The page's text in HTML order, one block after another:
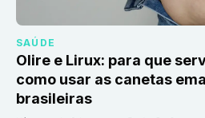
SAÚDE
Olire e Lirux: para que
como usar as canetas
brasileiras